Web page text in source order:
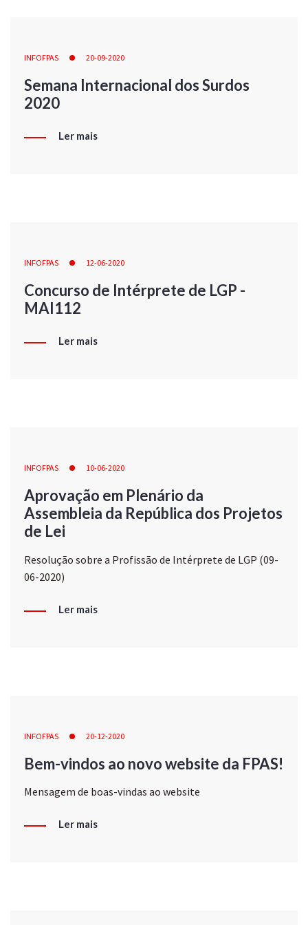
INFOFPAS 20-09-2020
Semana Internacional dos Surdos
2020
Ler mais
INFOFPAS 12-06-2020
Concurso de Intérprete de LGP -
MAI112
Ler mais
INFOFPAS 10-06-2020
Aprovação em Plenário da
Assembleia da República dos Projetos
de Lei
Resolução sobre a Profissão de Intérprete de LGP (09-
06-2020)
Ler mais
INFOFPAS 20-12-2020
Bem-vindos ao novo website da FPAS!
Mensagem de boas-vindas ao website
Ler mais